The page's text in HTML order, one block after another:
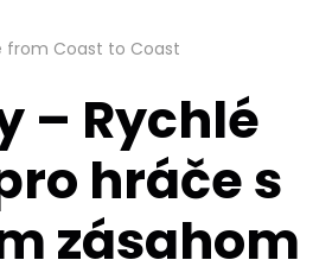
from Coast to Coast
– Rychlé
hráče s
zásahom